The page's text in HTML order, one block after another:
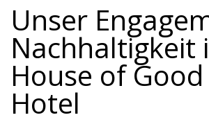
Unser
Nachhaltigkeit
House of
Hotel